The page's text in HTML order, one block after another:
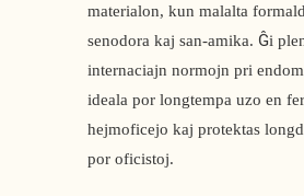
materialon, kun malalta
senodora kaj san-amika. Ĝi
internaciajn normojn pri
ideala por longtempa uzo en
hejmoficejo kaj protektas
por oficistoj.